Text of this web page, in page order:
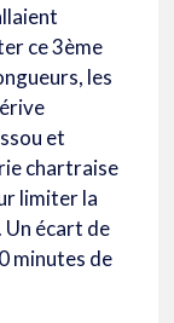
ce 3ème
les
et
chartraise
limiter la
Un écart de
minutes de